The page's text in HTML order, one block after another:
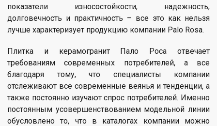
показатели износостойкости, надежность,
долговечность и практичность – все это как нельзя
лучше характеризует продукцию компании Palo Rosa.
Плитка и керамогранит Пало Роса отвечает
требованиям современных потребителей, а все
благодаря тому, что специалисты компании
отслеживают все современные веянья и тенденции, а
также постоянно изучают спрос потребителей. Именно
постоянным усовершенствованием модельной линии
обусловлено то, что в каталогах компании можно